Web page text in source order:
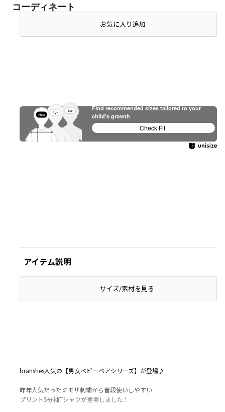
コーディネート
お気に入り追加
アイテム説明
サイズ/素材を見る
branshes人気の【男女ベビーペアシリーズ】が登場♪
昨年人気だったミモザ刺繍から普段使いしやすい
プリント5分袖Tシャツが登場しました！
Find recommended sizes tailored to your
child's growth
Check Fit